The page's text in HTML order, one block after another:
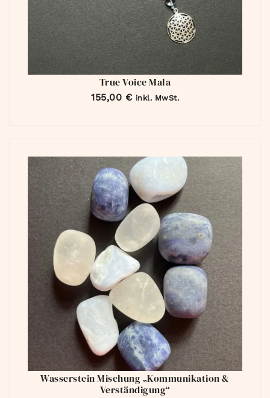
True Voice Mala
155,00 € inkl. MwSt.
Wasserstein Mischung „Kommunikation &
Verständigung“